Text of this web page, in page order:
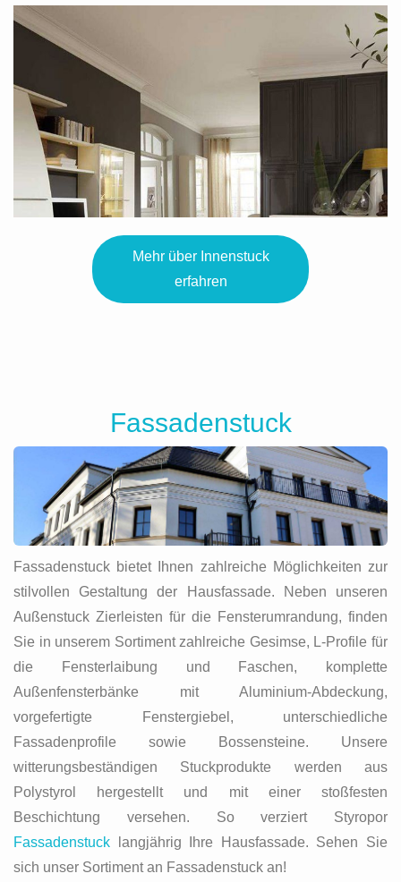
Mehr über Innenstuck
erfahren
Fassadenstuck
Fassadenstuck bietet Ihnen zahlreiche Möglichkeiten zur
stilvollen Gestaltung der Hausfassade. Neben unseren
Außenstuck Zierleisten für die Fensterumrandung, finden
Sie in unserem Sortiment zahlreiche Gesimse, L-Profile für
die Fensterlaibung und Faschen, komplette
Außenfensterbänke mit Aluminium-Abdeckung,
vorgefertigte Fenstergiebel, unterschiedliche
Fassadenprofile sowie Bossensteine. Unsere
witterungsbeständigen Stuckprodukte werden aus
Polystyrol hergestellt und mit einer stoßfesten
Beschichtung versehen. So verziert Styropor
Fassadenstuck langjährig Ihre Hausfassade. Sehen Sie
sich unser Sortiment an Fassadenstuck an!